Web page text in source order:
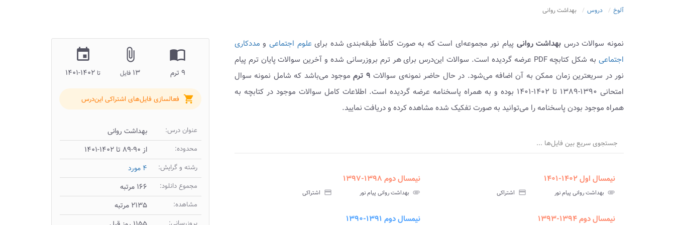
آلوخ دروس بهداشت روانی
import_contacts
۹ ترم
attach_file
۱۳ فایل
insert_invitation
تا
shopping_cart فعالسازی فایل‌های اشتراکی این‌درس
عنوان درس: بهداشت روانی
محدوده: از ۹۰-۸۹ تا ۱۴۰۲-۱۴۰۱
رشته و گرایش: ۴ مورد
مجموع دانلود: ۱۶۶ مرتبه
مشاهده: ۲۱۳۵ مرتبه
نمونه سوالات درس بهداشت روانی پیام نور مجموعه‌ای است که به صورت کاملاً طبقه‌بندی شده برای علوم اجتماعی و مددکاری
اجتماعی
به شکل کتابچه PDF عرضه گردیده است. سوالات این‌درس برای هر ترم بروزرسانی شده و آخرین سوالات پایان ترم پیام
نور در سریعترین زمان ممکن به آن اضافه می‌شود. در حال حاضر نمونه‌ی سوالات ۹ ترم
موجود می‌باشد که شامل نمونه سوال
امتحانی ۱۳۹۰-۱۳۸۹ تا ۱۴۰۲-۱۴۰۱ بوده و به همراه پاسخنامه عرضه گردیده است. اطلاعات کامل سوالات موجود در کتابچه به
همراه موجود بودن پاسخنامه را می‌توانید به صورت تفکیک شده مشاهده کرده و دریافت نمایید.
جستجوی سریع بین فایل‌ها ...
نیمسال اول ۱۴۰۲-۱۴۰۱
attachment بهداشت روانی پیام نور credit_card اشتراکی
نیمسال دوم ۱۳۹۸-۱۳۹۷
attachment بهداشت روانی پیام نور credit_card اشتراکی
نیمسال دوم ۱۳۹۴-۱۳۹۳ نیمسال دوم ۱۳۹۱-۱۳۹۰